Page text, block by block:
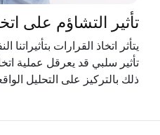
تأثير التشاؤم على
يتأثر اتخاذ القرارات
تأثير سلبي قد يعرقل عملية
ذلك بالتركيز على التحليل